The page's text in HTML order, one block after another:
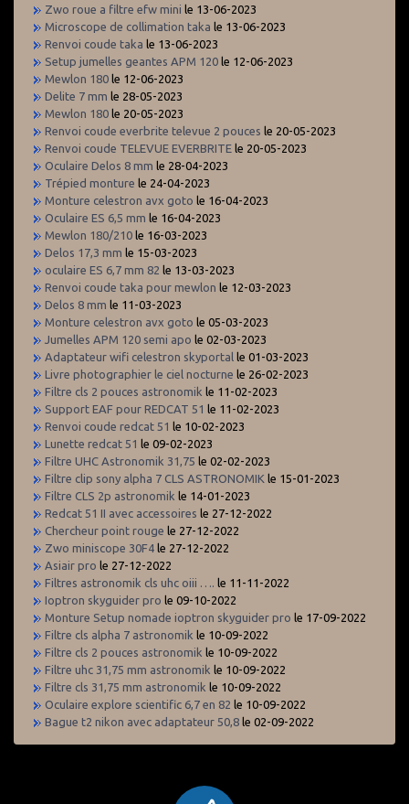
Zwo roue a filtre efw mini le 13-06-2023
Microscope de collimation taka le 13-06-2023
Renvoi coude taka le 13-06-2023
Setup jumelles geantes APM 120 le 12-06-2023
Mewlon 180 le 12-06-2023
Delite 7 mm le 28-05-2023
Mewlon 180 le 20-05-2023
Renvoi coude everbrite televue 2 pouces le 20-05-2023
Renvoi coude TELEVUE EVERBRITE le 20-05-2023
Oculaire Delos 8 mm le 28-04-2023
Trépied monture le 24-04-2023
Monture celestron avx goto le 16-04-2023
Oculaire ES 6,5 mm le 16-04-2023
Mewlon 180/210 le 16-03-2023
Delos 17,3 mm le 15-03-2023
oculaire ES 6,7 mm 82 le 13-03-2023
Renvoi coude taka pour mewlon le 12-03-2023
Delos 8 mm le 11-03-2023
Monture celestron avx goto le 05-03-2023
Jumelles APM 120 semi apo le 02-03-2023
Adaptateur wifi celestron skyportal le 01-03-2023
Livre photographier le ciel nocturne le 26-02-2023
Filtre cls 2 pouces astronomik le 11-02-2023
Support EAF pour REDCAT 51 le 11-02-2023
Renvoi coude redcat 51 le 10-02-2023
Lunette redcat 51 le 09-02-2023
Filtre UHC Astronomik 31,75 le 02-02-2023
Filtre clip sony alpha 7 CLS ASTRONOMIK le 15-01-2023
Filtre CLS 2p astronomik le 14-01-2023
Redcat 51 II avec accessoires le 27-12-2022
Chercheur point rouge le 27-12-2022
Zwo miniscope 30F4 le 27-12-2022
Asiair pro le 27-12-2022
Filtres astronomik cls uhc oiii …. le 11-11-2022
Ioptron skyguider pro le 09-10-2022
Monture Setup nomade ioptron skyguider pro le 17-09-2022
Filtre cls alpha 7 astronomik le 10-09-2022
Filtre cls 2 pouces astronomik le 10-09-2022
Filtre uhc 31,75 mm astronomik le 10-09-2022
Filtre cls 31,75 mm astronomik le 10-09-2022
Oculaire explore scientific 6,7 en 82 le 10-09-2022
Bague t2 nikon avec adaptateur 50,8 le 02-09-2022